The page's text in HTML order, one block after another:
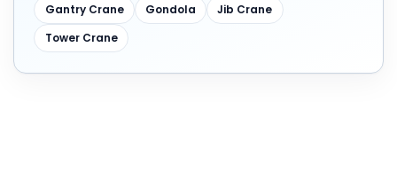
Gantry Crane
Gondola
Jib Crane
Tower Crane